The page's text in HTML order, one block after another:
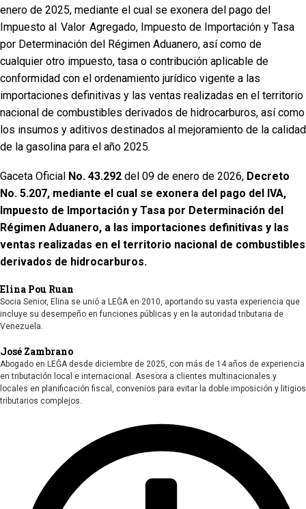
enero de 2025, mediante el cual se exonera del pago del
Impuesto al Valor Agregado, Impuesto de Importación y Tasa
por Determinación del Régimen Aduanero, así como de
cualquier otro impuesto, tasa o contribución aplicable de
conformidad con el ordenamiento jurídico vigente a las
importaciones definitivas y las ventas realizadas en el territorio
nacional de combustibles derivados de hidrocarburos, así como
los insumos y aditivos destinados al mejoramiento de la calidad
de la gasolina para el año 2025.
Gaceta Oficial No. 43.292 del 09 de enero de 2026, Decreto
No. 5.207, mediante el cual se exonera del pago del IVA,
Impuesto de Importación y Tasa por Determinación del
Régimen Aduanero, a las importaciones definitivas y las
ventas realizadas en el territorio nacional de combustibles
derivados de hidrocarburos.
Elina Pou Ruan
Socia Senior, Elina se unió a LEĜA en 2010, aportando su vasta experiencia que
incluye su desempeño en funciones públicas y en la autoridad tributaria de
Venezuela.
José Zambrano
Abogado en LEĜA desde diciembre de 2025, con más de 14 años de experiencia
en tributación local e internacional. Asesora a clientes multinacionales y
locales en planificación fiscal, convenios para evitar la doble imposición y litigios
tributarios complejos.